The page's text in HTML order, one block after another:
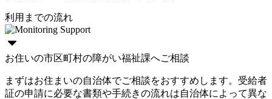
利用までの流れ
お住いの市区町村の障がい福祉課へご相談
まずはお住まいの自治体でご相談をおすすめします。受給者
証の申請に必要な書類や手続きの流れは自治体によって異な